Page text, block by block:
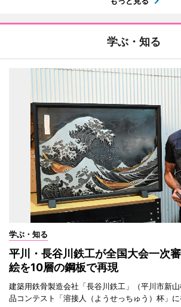
学ぶ・知る
学ぶ・知る
平川・長谷川鉄工が全国大会一次
絵を10層の鋼板で再現
建築用鉄骨製造会社「長谷川鉄工」（平川市新
品コンテスト「溶接人（ようせっちゅう）杯」に